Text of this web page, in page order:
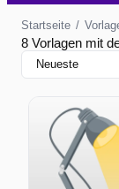
Startseite /
8 Vorlagen mit